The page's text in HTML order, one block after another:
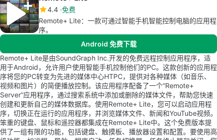
4.4 免费
Remote+ Lite：一款可通过智能手机智能控制电脑的应用程
序。
Android 免费下载
Remote+ Lite是由SoundGraph Inc.开发的免费远程控制应用程序，适
用于Android，允许用户使用智能手机控制他们的PC。这款创新的应用程
序将您的PC转变为先进的媒体中心HTPC，提供对各种媒体（如音乐、
视频和图片）的简便播放控制。该应用程序配备了一个“Remote+
Server”应用程序，通过搜索系统中添加或删除的媒体文件，帮助您快速
创建和更新自己的媒体数据库。使用Remote+ Lite，您可以启动应用程
序，切换正在运行的应用程序，并浏览媒体文件、新闻和YouTube视频。
笨重的键盘、鼠标和遥控器都集成在Remote+ Lite中。这个免费版本提
供了一组有限的功能，包括键盘、触摸板、播放器设置和配置。要使用高